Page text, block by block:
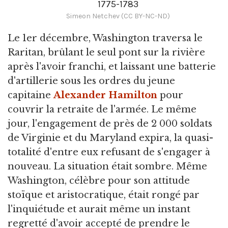
1775-1783
Simeon Netchev (CC BY-NC-ND)
Le 1er décembre, Washington traversa le
Raritan, brûlant le seul pont sur la rivière
après l'avoir franchi, et laissant une batterie
d'artillerie sous les ordres du jeune
capitaineAlexander Hamilton pour
couvrir la retraite de l'armée. Le même
jour, l'engagement de près de 2 000 soldats
de Virginie et du Maryland expira, la quasi-
totalité d'entre eux refusant de s'engager à
nouveau. La situation était sombre. Même
Washington, célèbre pour son attitude
stoïque et aristocratique, était rongé par
l'inquiétude et aurait même un instant
regretté d'avoir accepté de prendre le